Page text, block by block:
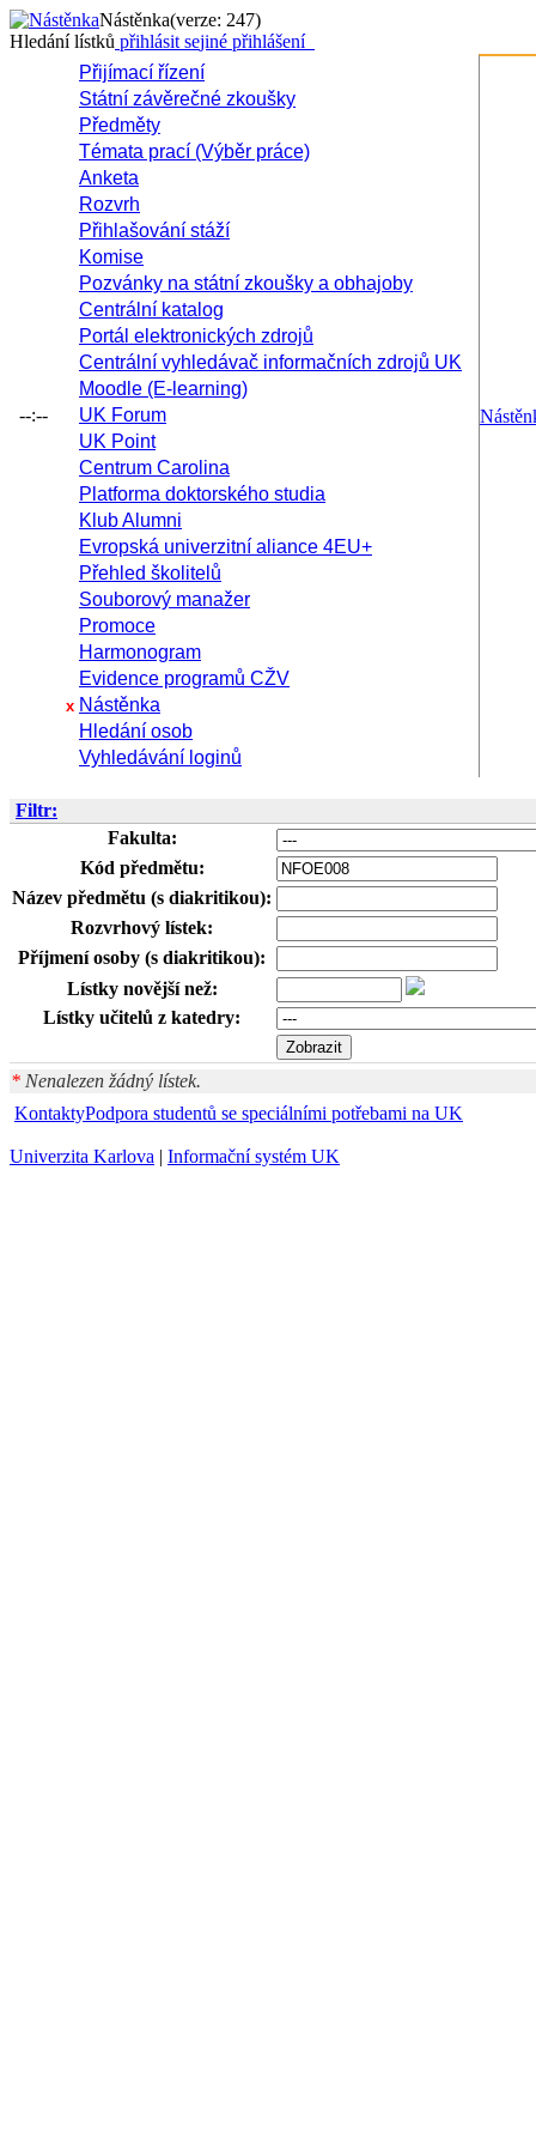
Nástěnka(verze: 247)
Hledání lístků přihlásit sejiné přihlášení
--:--
Přijímací řízení
Státní závěrečné zkoušky
Předměty
Témata prací (Výběr práce)
Anketa
Rozvrh
Přihlašování stáží
Komise
Pozvánky na státní zkoušky a obhajoby
Centrální katalog
Portál elektronických zdrojů
Centrální vyhledávač informačních zdrojů UK
Moodle (E-learning)
UK Forum
UK Point
Centrum Carolina
Platforma doktorského studia
Klub Alumni
Evropská univerzitní aliance 4EU+
Přehled školitelů
Souborový manažer
Promoce
Harmonogram
Evidence programů CŽV
x Nástěnka
Hledání osob
Vyhledávání loginů
Filtr:
Fakulta:
Kód předmětu:
Název předmětu (s diakritikou):
Rozvrhový lístek:
Příjmení osoby (s diakritikou):
Lístky novější než:
Lístky učitelů z katedry:
* Nenalezen žádný lístek.
KontaktyPodpora studentů se speciálními potřebami na UK
Univerzita Karlova | Informační systém UK